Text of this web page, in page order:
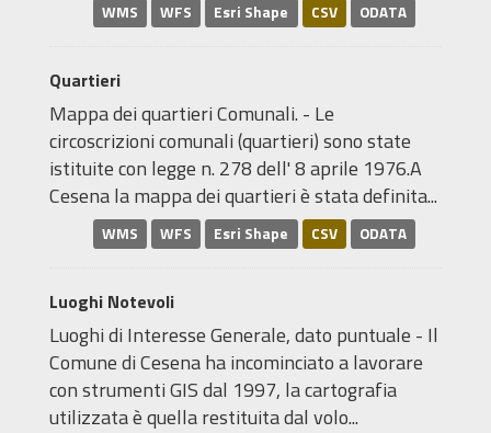
WMS WFS Esri Shape CSV ODATA
Quartieri
Mappa dei quartieri Comunali. - Le
circoscrizioni comunali (quartieri) sono state
istituite con legge n. 278 dell' 8 aprile 1976.A
Cesena la mappa dei quartieri è stata definita...
WMS WFS Esri Shape CSV ODATA
Luoghi Notevoli
Luoghi di Interesse Generale, dato puntuale - Il
Comune di Cesena ha incominciato a lavorare
con strumenti GIS dal 1997, la cartografia
utilizzata è quella restituita dal volo...